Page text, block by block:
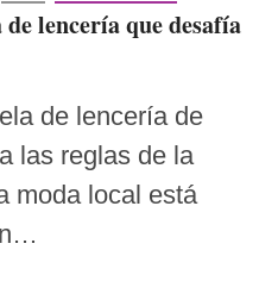
lencería que desafía
de lencería de
las reglas de la
moda local está